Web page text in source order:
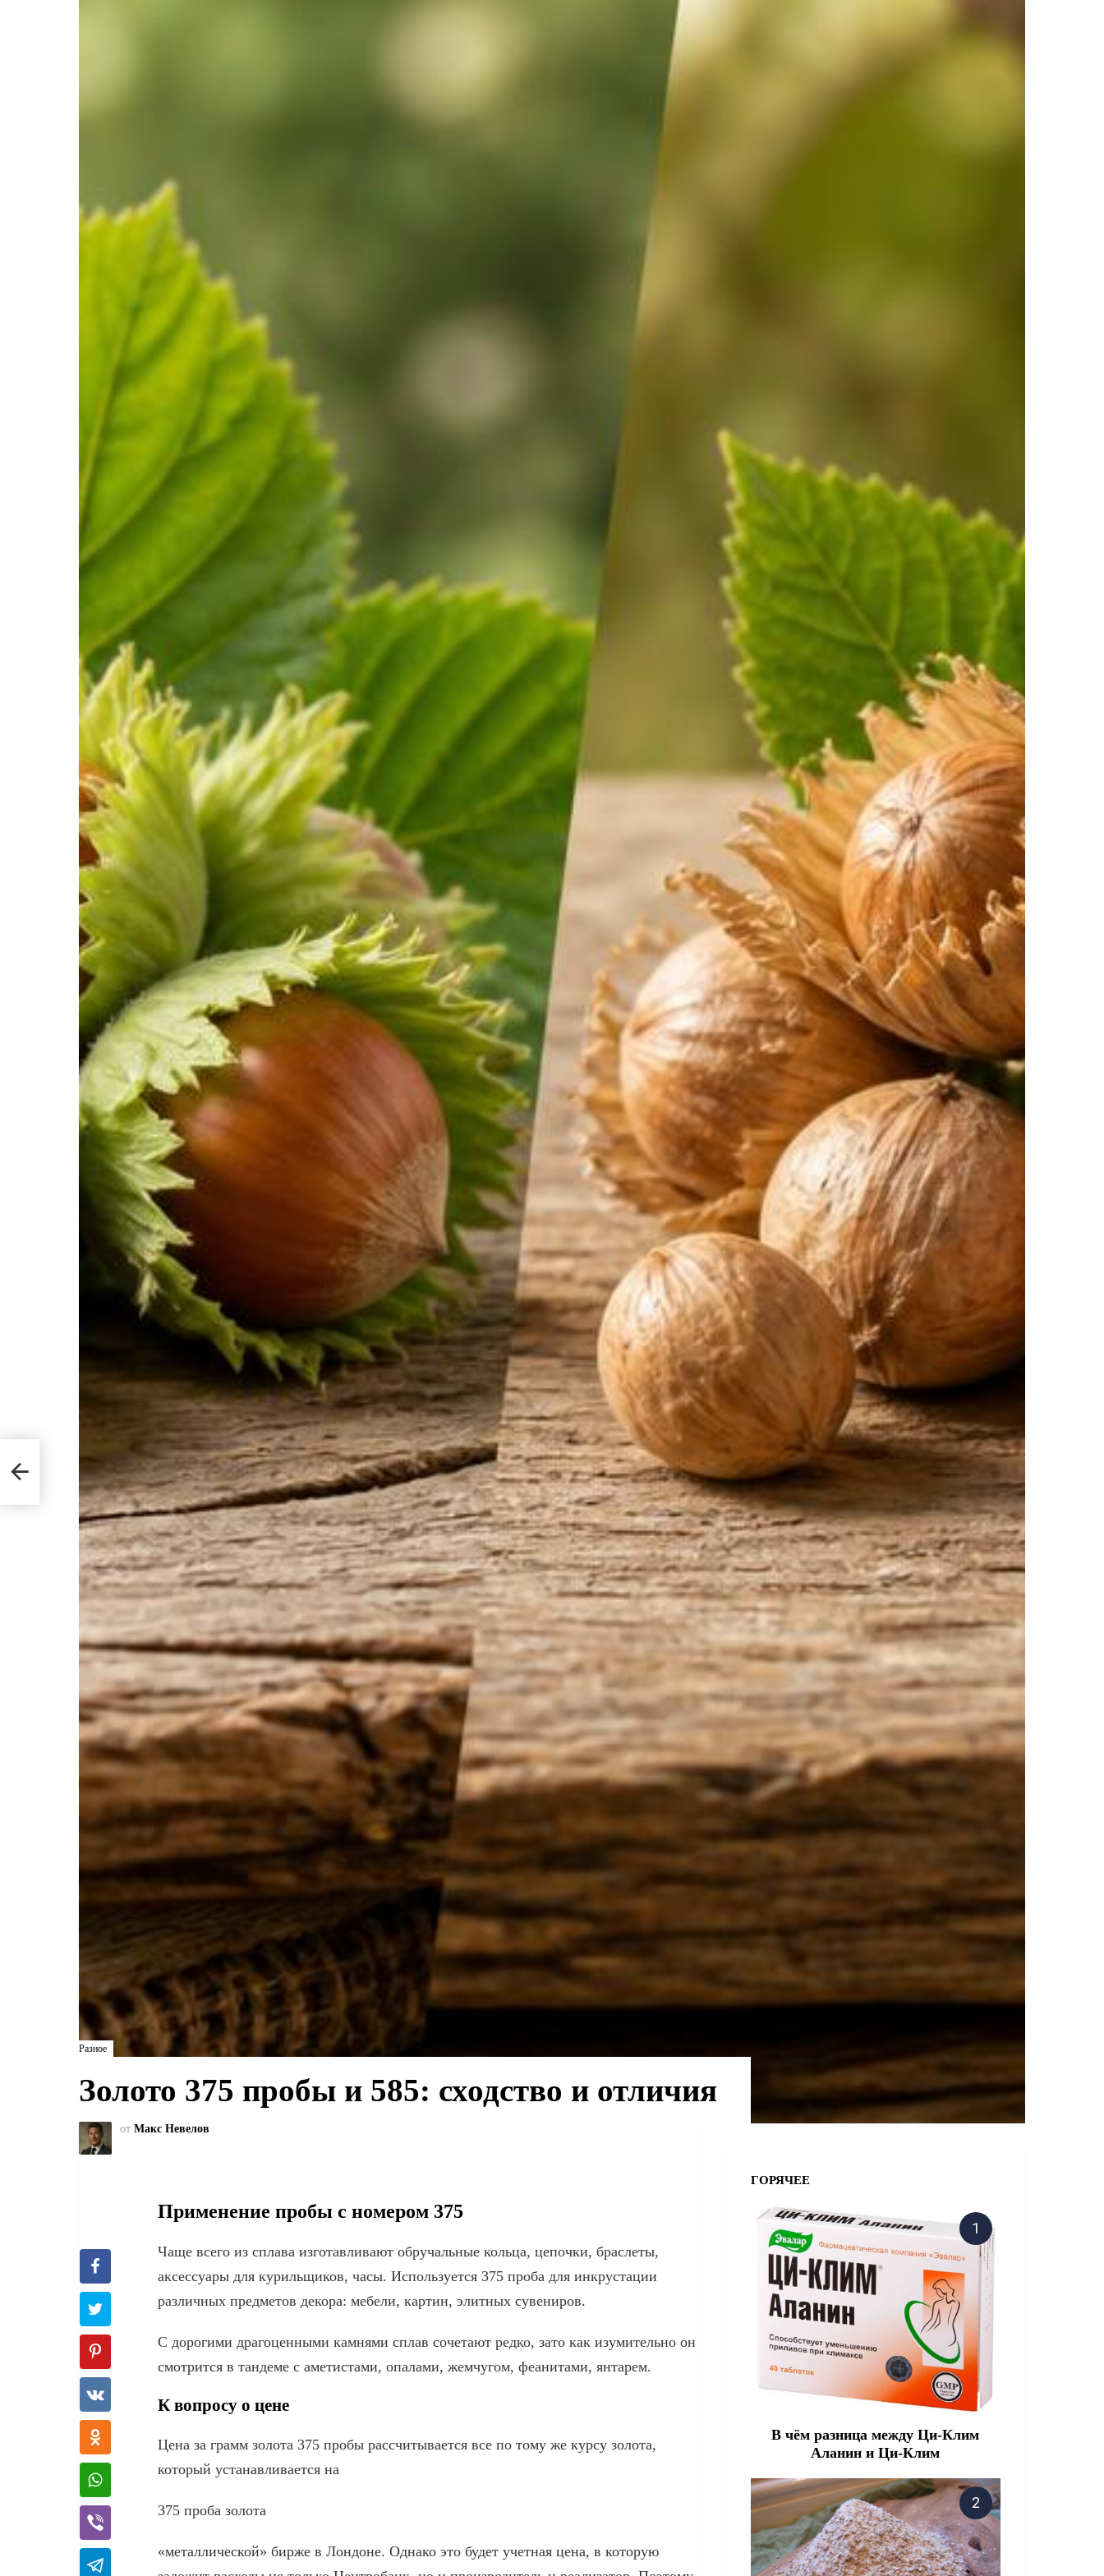
Разное
Золото 375 пробы и 585: сходство и отличия
от Макс Невелов
Применение пробы с номером 375
Чаще всего из сплава изготавливают обручальные кольца, цепочки, браслеты,
аксессуары для курильщиков, часы. Используется 375 проба для инкрустации
различных предметов декора: мебели, картин, элитных сувениров.
С дорогими драгоценными камнями сплав сочетают редко, зато как изумительно он
смотрится в тандеме с аметистами, опалами, жемчугом, феанитами, янтарем.
К вопросу о цене
Цена за грамм золота 375 пробы рассчитывается все по тому же курсу золота,
который устанавливается на
375 проба золота
«металлической» бирже в Лондоне. Однако это будет учетная цена, в которую
ГОРЯЧЕЕ
В чём разница между Ци-Клим
Аланин и Ци-Клим